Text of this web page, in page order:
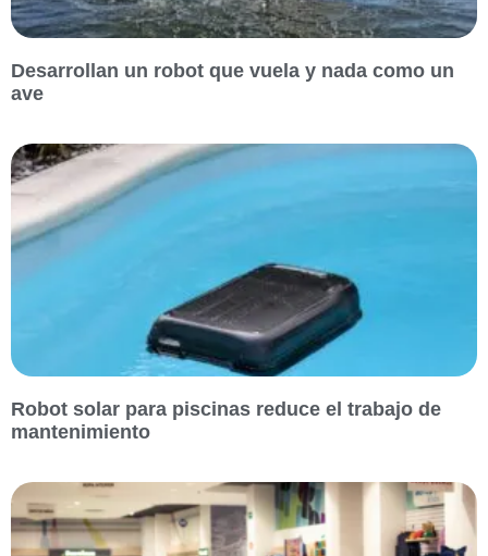
Desarrollan un robot que vuela y nada como un
ave
Robot solar para piscinas reduce el trabajo de
mantenimiento